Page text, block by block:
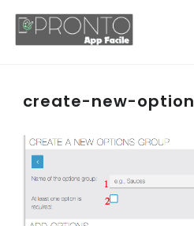
create-new-option